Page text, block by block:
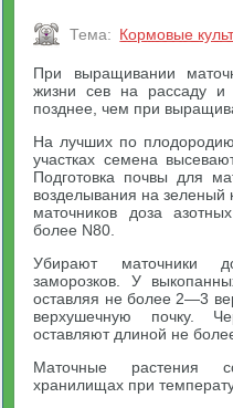
Тема: Кормовые
При выращивании
жизни сев на рассаду и
позднее, чем при
На лучших по
участках семена
Подготовка почвы для
возделывания на
маточников доза
более N80.
Убирают маточники
заморозков. У
оставляя не более 2—3
верхушечную почку.
оставляют длиной не
Маточные растения
хранилищах при